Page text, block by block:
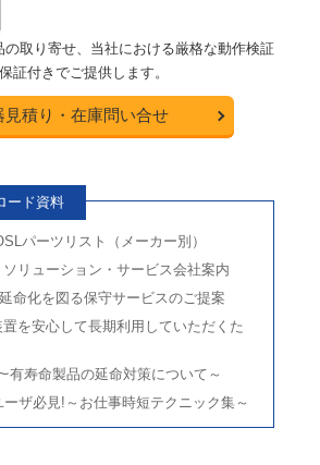
取り寄せ、当社における厳格な動作検証
証付きでご提供します。
見積り・在庫問い合せ
ード資料
パーツリスト（メーカー別）
リューション・サービス会社案内
命化を図る保守サービスのご提案
を安心して長期利用していただくた
有寿命製品の延命対策について～
ーザ必見!～お仕事時短テクニック集～